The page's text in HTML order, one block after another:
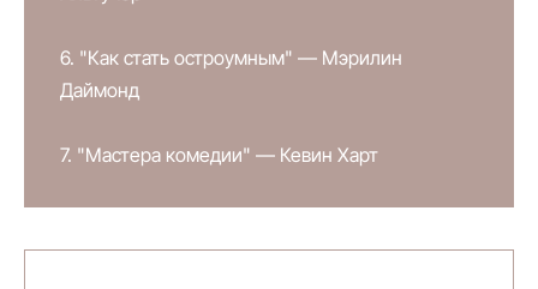
6. "Как стать остроумным" — Мэрилин
Даймонд
7. "Мастера комедии" — Кевин Харт